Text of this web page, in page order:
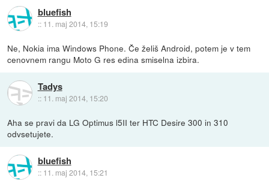
bluefish
:: 11. maj 2014, 15:19
Ne, Nokia ima Windows Phone. Če želiš Android, potem je v tem
cenovnem rangu Moto G res edina smiselna izbira.
Tadys
:: 11. maj 2014, 15:20
Aha se pravi da LG Optimus l5II ter HTC Desire 300 in 310
odvsetujete.
bluefish
:: 11. maj 2014, 15:21